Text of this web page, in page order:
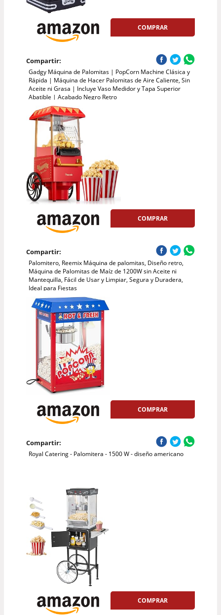
COMPRAR
Compartir:
Gadgy Máquina de Palomitas | PopCorn Machine Clásica y
Rápida | Máquina de Hacer Palomitas de Aire Caliente, Sin
Aceite ni Grasa | Incluye Vaso Medidor y Tapa Superior
Abatible | Acabado Negro Retro
COMPRAR
Compartir:
Palomitero, Reemix Máquina de palomitas, Diseño retro,
Máquina de Palomitas de Maíz de 1200W sin Aceite ni
Mantequilla, Fácil de Usar y Limpiar, Segura y Duradera,
Ideal para Fiestas
COMPRAR
Compartir:
Royal Catering - Palomitera - 1500 W - diseño americano
COMPRAR